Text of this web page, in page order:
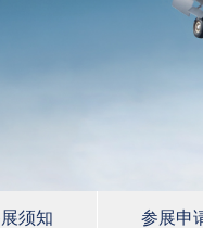
须知 参展申